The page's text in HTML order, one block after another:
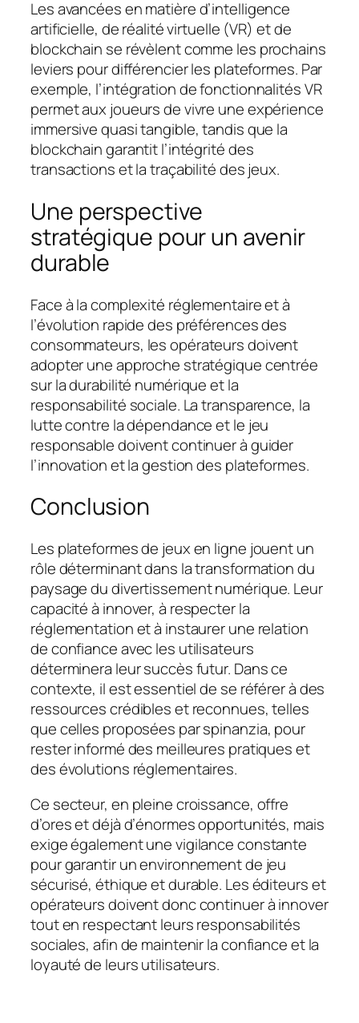
Les avancées en matière d’intelligence
artificielle, de réalité virtuelle (VR) et de
blockchain se révèlent comme les prochains
leviers pour différencier les plateformes. Par
exemple, l’intégration de fonctionnalités VR
permet aux joueurs de vivre une expérience
immersive quasi tangible, tandis que la
blockchain garantit l’intégrité des
transactions et la traçabilité des jeux.
Une perspective
stratégique pour un avenir
durable
Face à la complexité réglementaire et à
l’évolution rapide des préférences des
consommateurs, les opérateurs doivent
adopter une approche stratégique centrée
sur la durabilité numérique et la
responsabilité sociale. La transparence, la
lutte contre la dépendance et le jeu
responsable doivent continuer à guider
l’innovation et la gestion des plateformes.
Conclusion
Les plateformes de jeux en ligne jouent un
rôle déterminant dans la transformation du
paysage du divertissement numérique. Leur
capacité à innover, à respecter la
réglementation et à instaurer une relation
de confiance avec les utilisateurs
déterminera leur succès futur. Dans ce
contexte, il est essentiel de se référer à des
ressources crédibles et reconnues, telles
que celles proposées par spinanzia, pour
rester informé des meilleures pratiques et
des évolutions réglementaires.
Ce secteur, en pleine croissance, offre
d’ores et déjà d’énormes opportunités, mais
exige également une vigilance constante
pour garantir un environnement de jeu
sécurisé, éthique et durable. Les éditeurs et
opérateurs doivent donc continuer à innover
tout en respectant leurs responsabilités
sociales, afin de maintenir la confiance et la
loyauté de leurs utilisateurs.